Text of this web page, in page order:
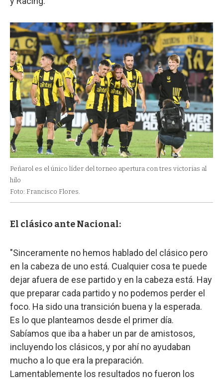
Peñarol es el único líder del torneo apertura con tres victorias al
hilo
Foto: Francisco Flores.
El clásico ante Nacional:
"Sinceramente no hemos hablado del clásico pero
en la cabeza de uno está. Cualquier cosa te puede
dejar afuera de ese partido y en la cabeza está. Hay
que preparar cada partido y no podemos perder el
foco. Ha sido una transición buena y la esperada.
Es lo que planteamos desde el primer día.
Sabíamos que iba a haber un par de amistosos,
incluyendo los clásicos, y por ahí no ayudaban
mucho a lo que era la preparación.
Lamentablemente los resultados no fueron los